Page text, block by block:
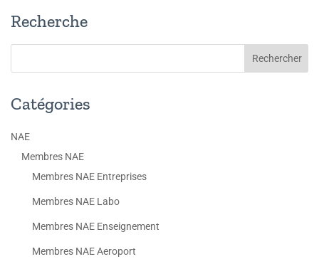
Recherche
Catégories
NAE
Membres NAE
Membres NAE Entreprises
Membres NAE Labo
Membres NAE Enseignement
Membres NAE Aeroport